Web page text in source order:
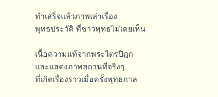
ทำเสร็จแล้วภาพเล่าเรื่อง
พุทธประวัติ ที่ชาวพุทธไม่เคยเห็น
เนื้อความแท้จากพระไตรปิฎก
และแสดงภาพสถานที่จริงๆ
ที่เกิดเรื่องราวเมื่อครั้งพุทธกาล